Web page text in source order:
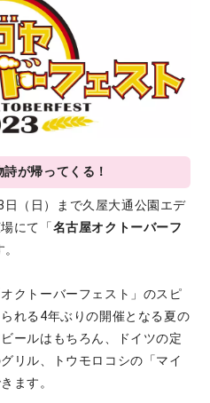
が帰ってくる！
（日）まで久屋大通公園エデ
にて「名古屋オクトーバーフ
クトーバーフェスト」のスピ
れる4年ぶりの開催となる夏の
ールはもちろん、ドイツの定
リル、トウモロコシの「マイ
ます。